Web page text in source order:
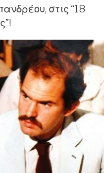
στις “18